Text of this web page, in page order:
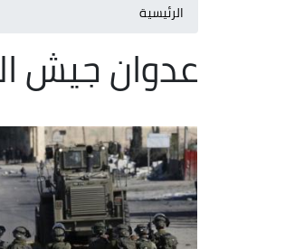
الرئيسية
عدوان جيش